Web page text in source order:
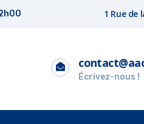
1 Rue de
Écrivez-nous !